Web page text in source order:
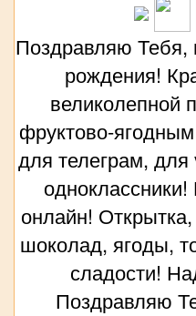
Поздравляю Тебя,
рождения!
великолепной
фруктово-
для телеграм,
онлайн!
шоколад, ягоды,
сладости!
Поздравляю